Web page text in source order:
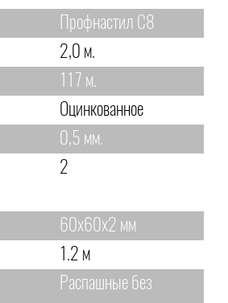
Профнастил С8
2,0 м.
117 м.
Оцинкованное
0,5 мм.
2
60х60х2 мм
1.2 м
Распашные без